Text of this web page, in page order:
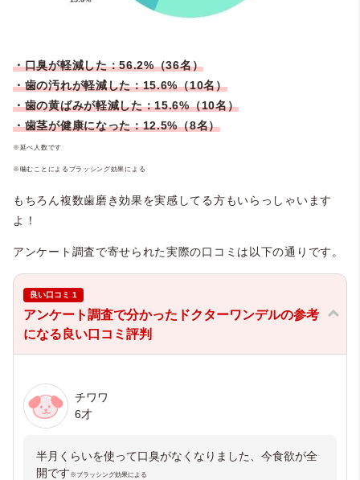
・口臭が軽減した：56.2%（36名）
・歯の汚れが軽減した：15.6%（10名）
・歯の黄ばみが軽減した：15.6%（10名）
・歯茎が健康になった：12.5%（8名）
※延べ人数です
※噛むことによるブラッシング効果による
もちろん複数歯磨き効果を実感してる方もいらっしゃいます
よ！
アンケート調査で寄せられた実際の口コミは以下の通りです。
良い口コミ 1
アンケート調査で分かったドクターワンデルの参考
になる良い口コミ評判
チワワ
6才
半月くらいを使って口臭がなくなりました、今食欲が全
開です ※ブラッシング効果による